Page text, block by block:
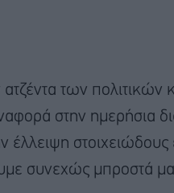
των
στην ημερήσια
έλλειψη στοιχειώδους
συνεχώς μπροστά